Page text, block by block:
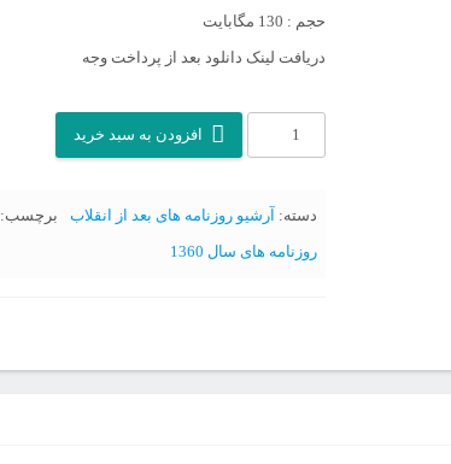
حجم : 130 مگابایت
دریافت لینک دانلود بعد از پرداخت وجه
آرشیو
افزودن به سبد خرید
دسته: آرشیو روزنامه های بعد از انقلاب برچسب:
روزنامه های سال 1360